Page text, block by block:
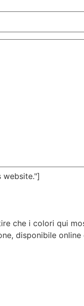
che i colori qui
disponibile